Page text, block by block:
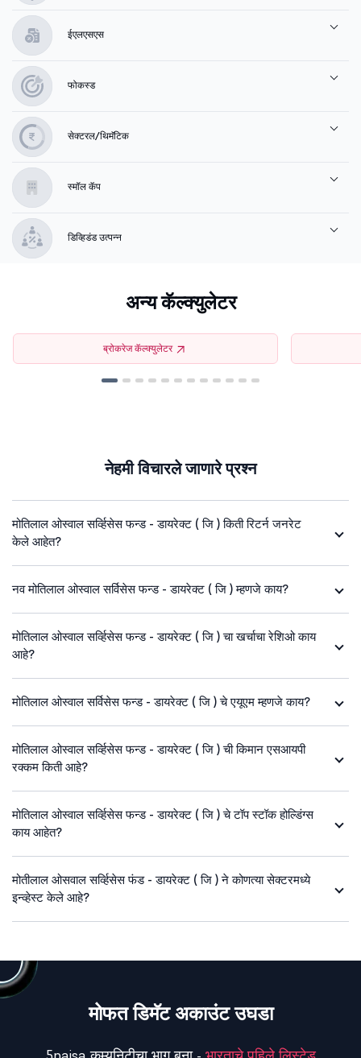
ईएलएसएस
फोकस्ड
सेक्टरल/थिमॅटिक
स्मॉल कॅप
डिव्हिडंड उत्पन्न
अन्य कॅल्क्युलेटर
ब्रोकरेज कॅल्क्युलेटर
नेहमी विचारले जाणारे प्रश्न
मोतिलाल ओस्वाल सर्व्हिसेस फन्ड - डायरेक्ट ( जि ) किती रिटर्न जनरेट
केले आहेत?
नव मोतिलाल ओस्वाल सर्विसेस फन्ड - डायरेक्ट ( जि ) म्हणजे काय?
मोतिलाल ओस्वाल सर्व्हिसेस फन्ड - डायरेक्ट ( जि ) चा खर्चाचा रेशिओ काय
आहे?
मोतिलाल ओस्वाल सर्विसेस फन्ड - डायरेक्ट ( जि ) चे एयूएम म्हणजे काय?
मोतिलाल ओस्वाल सर्व्हिसेस फन्ड - डायरेक्ट ( जि ) ची किमान एसआयपी
रक्कम किती आहे?
मोतिलाल ओस्वाल सर्व्हिसेस फन्ड - डायरेक्ट ( जि ) चे टॉप स्टॉक होल्डिंग्स
काय आहेत?
मोतीलाल ओसवाल सर्व्हिसेस फंड - डायरेक्ट ( जि ) ने कोणत्या सेक्टरमध्ये
इन्व्हेस्ट केले आहे?
मोफत डिमॅट अकाउंट उघडा